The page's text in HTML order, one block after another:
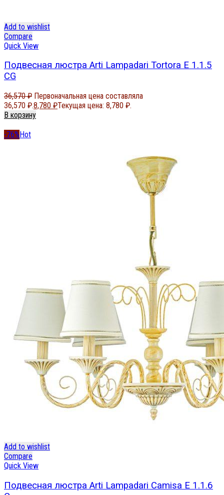
Add to wishlist
Compare
Quick View
Подвесная люстра Arti Lampadari Tortora E 1.1.5
CG
36,570₽ Первоначальная цена составляла
36,570 ₽.8,780 ₽Текущая цена: 8,780 ₽.
В корзину
-76%Hot
Add to wishlist
Compare
Quick View
Подвесная люстра Arti Lampadari Camisa E 1.1.6